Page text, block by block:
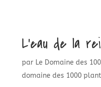
L’eau de la
par Le Domaine des
domaine des 1000